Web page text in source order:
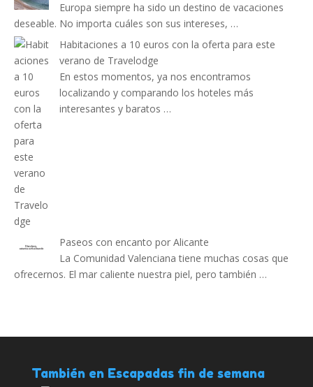
Europa siempre ha sido un destino de vacaciones
deseable. No importa cuáles son sus intereses, …
Habitaciones a 10 euros con la oferta para este
verano de Travelodge
En estos momentos, ya nos encontramos
localizando y comparando los hoteles más
interesantes y baratos …
Paseos con encanto por Alicante
La Comunidad Valenciana tiene muchas cosas que
ofrecernos. El mar caliente nuestra piel, pero también …
También en Escapadas fin de semana